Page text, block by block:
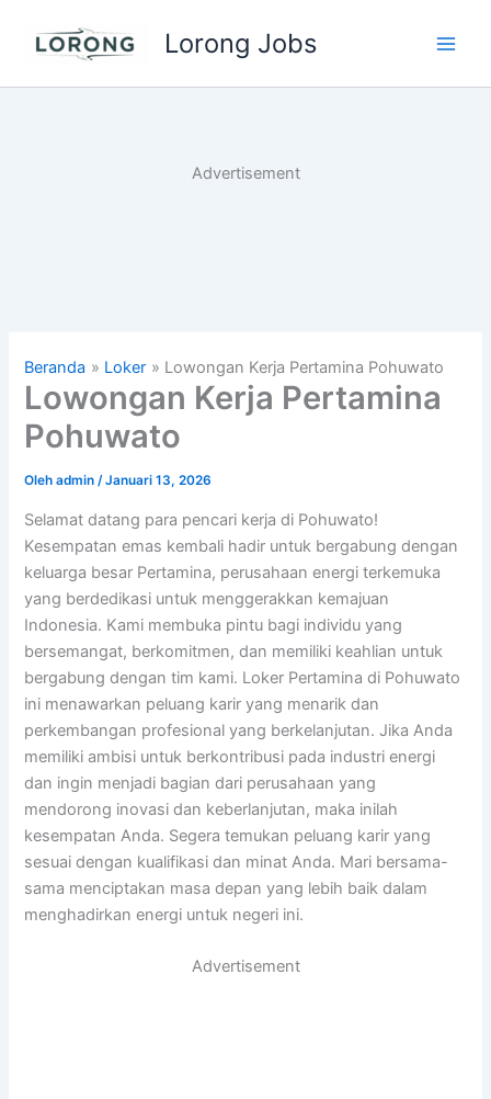
Lorong Jobs
Advertisement
Beranda Loker Lowongan Kerja Pertamina Pohuwato
Lowongan Kerja Pertamina
Pohuwato
Olehadmin/Januari 13, 2026
Selamat datang para pencari kerja di Pohuwato!
Kesempatan emas kembali hadir untuk bergabung dengan
keluarga besar Pertamina, perusahaan energi terkemuka
yang berdedikasi untuk menggerakkan kemajuan
Indonesia. Kami membuka pintu bagi individu yang
bersemangat, berkomitmen, dan memiliki keahlian untuk
bergabung dengan tim kami. Loker Pertamina di Pohuwato
ini menawarkan peluang karir yang menarik dan
perkembangan profesional yang berkelanjutan. Jika Anda
memiliki ambisi untuk berkontribusi pada industri energi
dan ingin menjadi bagian dari perusahaan yang
mendorong inovasi dan keberlanjutan, maka inilah
kesempatan Anda. Segera temukan peluang karir yang
sesuai dengan kualifikasi dan minat Anda. Mari bersama-
sama menciptakan masa depan yang lebih baik dalam
menghadirkan energi untuk negeri ini.
Advertisement